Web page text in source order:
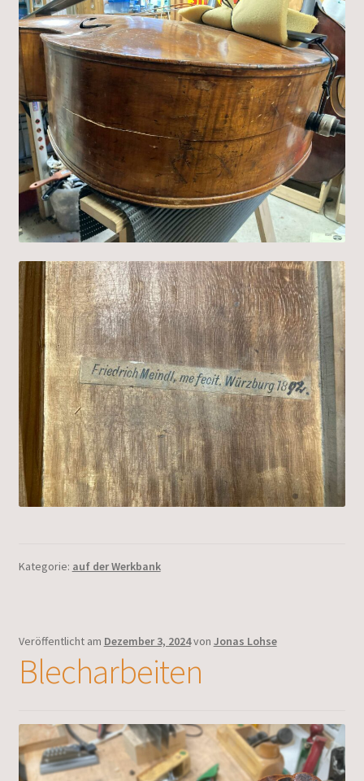
Kategorie: auf der Werkbank
Veröffentlicht am Dezember 3, 2024von Jonas Lohse
Blecharbeiten